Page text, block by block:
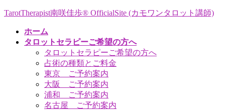
コ
ナ
TarotTherapist南咲佳歩® OfficialSite (カモワンタロット講師)
ホーム
タロットセラピーご希望の方へ
タロットセラピーご希望の方へ
占術の種類とご料金
東京 ご予約案内
大阪 ご予約案内
浦和 ご予約案内
名古屋 ご予約案内